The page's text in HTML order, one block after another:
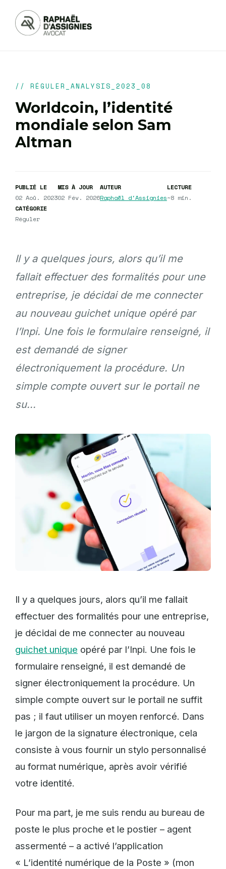
// RÉGULER_ANALYSIS_2023_08
Worldcoin, l’identité
mondiale selon Sam
Altman
PUBLIÉ LE
02 Aoû. 2023
MIS À JOUR
02 Fév. 2026
AUTEUR
Raphaël d'Assignies
LECTURE
~8 min.
CATÉGORIE
Réguler
Il y a quelques jours, alors qu’il me
fallait effectuer des formalités pour une
entreprise, je décidai de me connecter
au nouveau guichet unique opéré par
l’Inpi. Une fois le formulaire renseigné, il
est demandé de signer
électroniquement la procédure. Un
simple compte ouvert sur le portail ne
su...
Il y a quelques jours, alors qu’il me fallait
effectuer des formalités pour une entreprise,
je décidai de me connecter au nouveau
guichet unique opéré par l’Inpi. Une fois le
formulaire renseigné, il est demandé de
signer électroniquement la procédure. Un
simple compte ouvert sur le portail ne suffit
pas ; il faut utiliser un moyen renforcé. Dans
le jargon de la signature électronique, cela
consiste à vous fournir un stylo personnalisé
au format numérique, après avoir vérifié
votre identité.
Pour ma part, je me suis rendu au bureau de
poste le plus proche et le postier – agent
assermenté – a activé l’application
« L’identité numérique de la Poste » (mon